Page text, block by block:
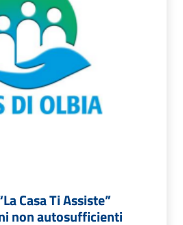
Casa Ti Assiste”
non autosufficienti